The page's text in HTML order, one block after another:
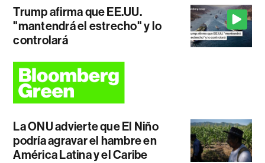
Trump afirma que EE.UU.
"mantendrá el estrecho" y lo
controlará
La ONU advierte que El Niño
podría agravar el hambre en
América Latina y el Caribe